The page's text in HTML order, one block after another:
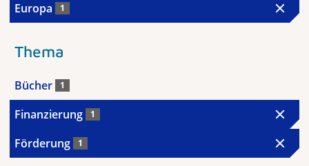
Europa 1
Thema
Bücher 1
Finanzierung 1
Förderung 1